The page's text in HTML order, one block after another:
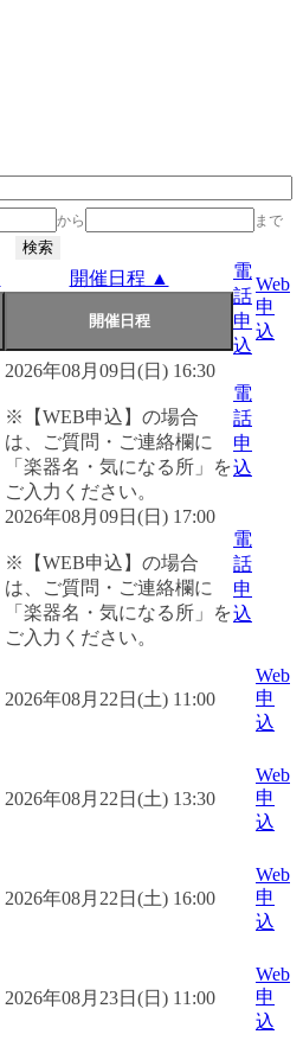
から まで
開催日程 ▲
電
話
申
込
Web
申
込
2026年08月09日(日) 16:30
※【WEB申込】の場合
は、ご質問・ご連絡欄に
「楽器名・気になる所」を
ご入力ください。
電
話
申
込
2026年08月09日(日) 17:00
※【WEB申込】の場合
は、ご質問・ご連絡欄に
「楽器名・気になる所」を
ご入力ください。
電
話
申
込
2026年08月22日(土) 11:00
Web
申
込
2026年08月22日(土) 13:30
Web
申
込
2026年08月22日(土) 16:00
Web
申
込
2026年08月23日(日) 11:00
Web
申
込